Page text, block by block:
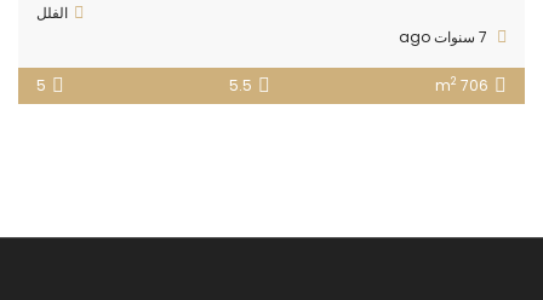
الفلل
706 m
2
5.5
5